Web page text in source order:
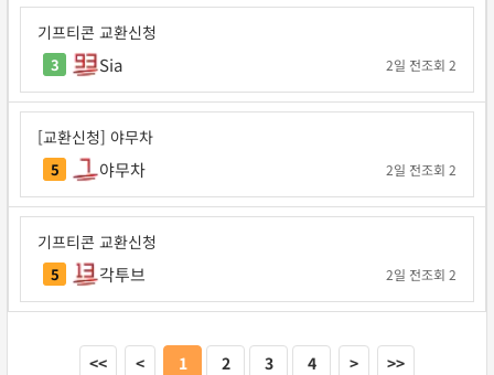
기프티콘 교환신청
3 Sia 2일 전조회 2
[교환신청] 야무차
5 야무차 2일 전조회 2
기프티콘 교환신청
5 각투브 2일 전조회 2
<< < 1 2 3 4 > >>